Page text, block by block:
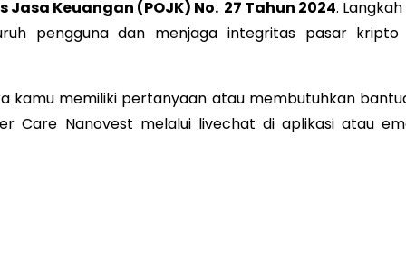
Keuangan (POJK) No. 27 Tahun 2024. Langkah
pengguna dan menjaga integritas pasar kripto
kamu memiliki pertanyaan atau membutuhkan
Care Nanovest melalui livechat di aplikasi atau